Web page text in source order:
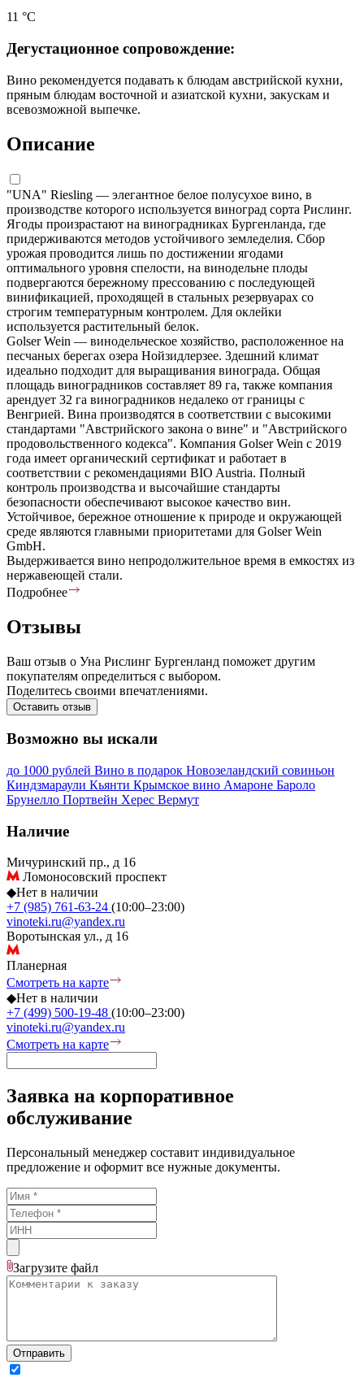
11 °С
Дегустационное сопровождение:
Вино рекомендуется подавать к блюдам австрийской кухни,
пряным блюдам восточной и азиатской кухни, закускам и
всевозможной выпечке.
Описание
"UNA" Riesling — элегантное белое полусухое вино, в
производстве которого используется виноград сорта Рислинг.
Ягоды произрастают на виноградниках Бургенланда, где
придерживаются методов устойчивого земледелия. Сбор
урожая проводится лишь по достижении ягодами
оптимального уровня спелости, на винодельне плоды
подвергаются бережному прессованию с последующей
винификацией, проходящей в стальных резервуарах со
строгим температурным контролем. Для оклейки
используется растительный белок.
Golser Wein — винодельческое хозяйство, расположенное на
песчаных берегах озера Нойзидлерзее. Здешний климат
идеально подходит для выращивания винограда. Общая
площадь виноградников составляет 89 га, также компания
арендует 32 га виноградников недалеко от границы с
Венгрией. Вина производятся в соответствии с высокими
стандартами "Австрийского закона о вине" и "Австрийского
продовольственного кодекса". Компания Golser Wein с 2019
года имеет органический сертификат и работает в
соответствии с рекомендациями BIO Austria. Полный
контроль производства и высочайшие стандарты
безопасности обеспечивают высокое качество вин.
Устойчивое, бережное отношение к природе и окружающей
среде являются главными приоритетами для Golser Wein
GmbH.
Выдерживается вино непродолжительное время в емкостях из
нержавеющей стали.
Подробнее
Отзывы
Ваш отзыв о Уна Рислинг Бургенланд поможет другим
покупателям определиться с выбором.
Поделитесь своими впечатлениями.
Оставить отзыв
Возможно вы искали
до 1000 рублей Вино в подарок Новозеландский совиньон
Киндзмараули Кьянти Крымское вино Амароне Бароло
Брунелло Портвейн Херес Вермут
Наличие
Мичуринский пр., д 16
Ломоносовский проспект
◆Нет в наличии
+7 (985) 761-63-24 (10:00–23:00)
vinoteki.ru@yandex.ru
Воротынская ул., д 16
Планерная
Смотреть на карте
◆Нет в наличии
+7 (499) 500-19-48 (10:00–23:00)
vinoteki.ru@yandex.ru
Смотреть на карте
Заявка на корпоративное
обслуживание
Персональный менеджер составит индивидуальное
предложение и оформит все нужные документы.
Загрузите файл
Отправить